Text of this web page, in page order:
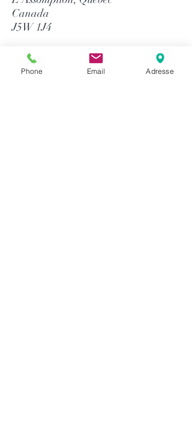
Canada
J5W 1J4
514-758-8484
1-866-758-8484
Phone Email Adresse